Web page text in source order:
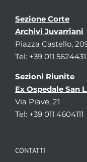
Sezione Corte
Archivi Juvarriani
Piazza Castello,
Tel: +39 011 5624431
Sezioni Riunite
Ex Ospedale San
Via Piave, 21
Tel: +39 011 4604111
CONTATTI